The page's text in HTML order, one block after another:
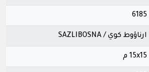
6185
ارناؤوط كوي / SAZLIBOSNA
15x15 م